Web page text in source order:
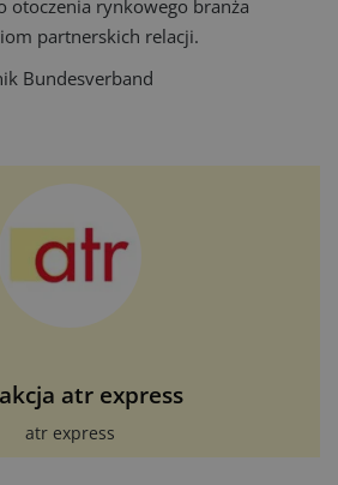
otoczenia rynkowego branża
partnerskich relacji.
Bundesverband
atr express
atr express